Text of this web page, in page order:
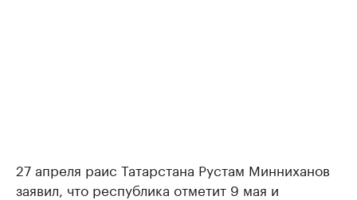
27 апреля раис Татарстана Рустам Минниханов
заявил, что республика отметит 9 мая и